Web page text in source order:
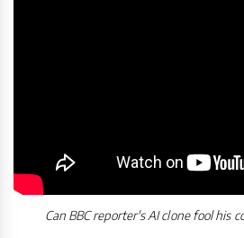
Can BBC reporter's AI clone fool his